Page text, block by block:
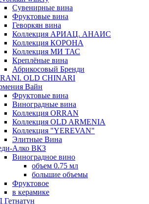
Сувенирные вина
Фруктовые вина
Геворкян вина
Коллекция АРИАЦ. АНАИС
Коллекция КОРОНА
Коллекция МИ ТАС
Креплёные вина
Абрикосовый Бренди
OLD CHINARI
Вайн
Фруктовые вина
Виноградные вина
Коллекция ORRAN
Коллекция OLD ARMENIA
Коллекция "YEREVAN"
Элитные Вина
Алко ВКЗ
Виноградное вино
объем 0.75 мл
большие объемы
Фруктовое
в керамике
Гетнатун